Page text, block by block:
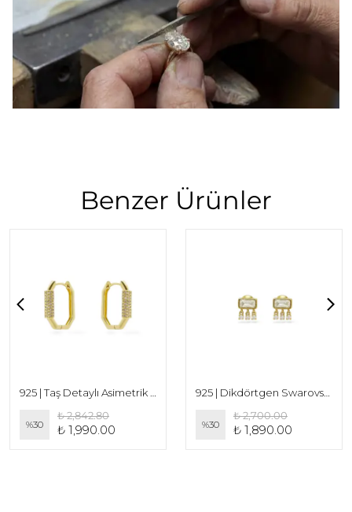
Benzer Ürünler
%30
₺ 2,842.80
₺ 1,990.00 %30
₺ 2,700.00
₺ 1,890.00